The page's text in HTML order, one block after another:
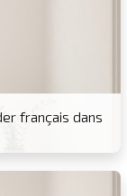
français dans